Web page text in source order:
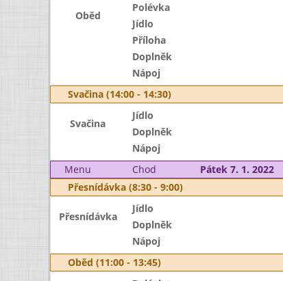
Oběd
Polévka
Jídlo
Příloha
Doplněk
Nápoj
Svačina (14:00 - 14:30)
Svačina
Jídlo
Doplněk
Nápoj
Menu
Chod Pátek 7. 1. 2022
Přesnídávka (8:30 - 9:00)
Přesnídávka
Jídlo
Doplněk
Nápoj
Oběd (11:00 - 13:45)